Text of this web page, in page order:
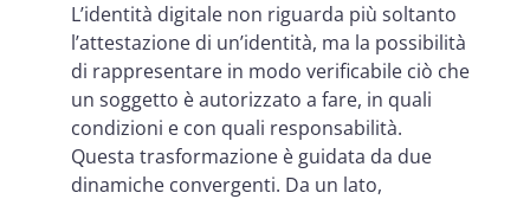
L’identità digitale non riguarda più soltanto
l’attestazione di un’identità, ma la possibilità
di rappresentare in modo verificabile ciò che
un soggetto è autorizzato a fare, in quali
condizioni e con quali responsabilità.
Questa trasformazione è guidata da due
dinamiche convergenti. Da un lato,